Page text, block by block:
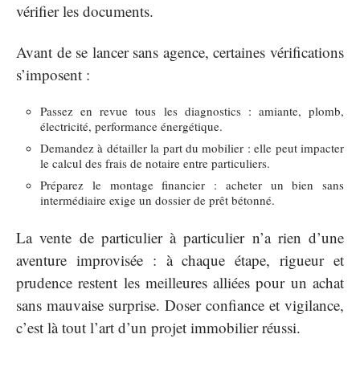
vérifier les documents.
Avant de se lancer sans agence, certaines vérifications
s’imposent :
Passez en revue tous les diagnostics : amiante, plomb,
électricité, performance énergétique.
Demandez à détailler la part du mobilier : elle peut impacter
le calcul des frais de notaire entre particuliers.
Préparez le montage financier : acheter un bien sans
intermédiaire exige un dossier de prêt bétonné.
La vente de particulier à particulier n’a rien d’une
aventure improvisée : à chaque étape, rigueur et
prudence restent les meilleures alliées pour un achat
sans mauvaise surprise. Doser confiance et vigilance,
c’est là tout l’art d’un projet immobilier réussi.